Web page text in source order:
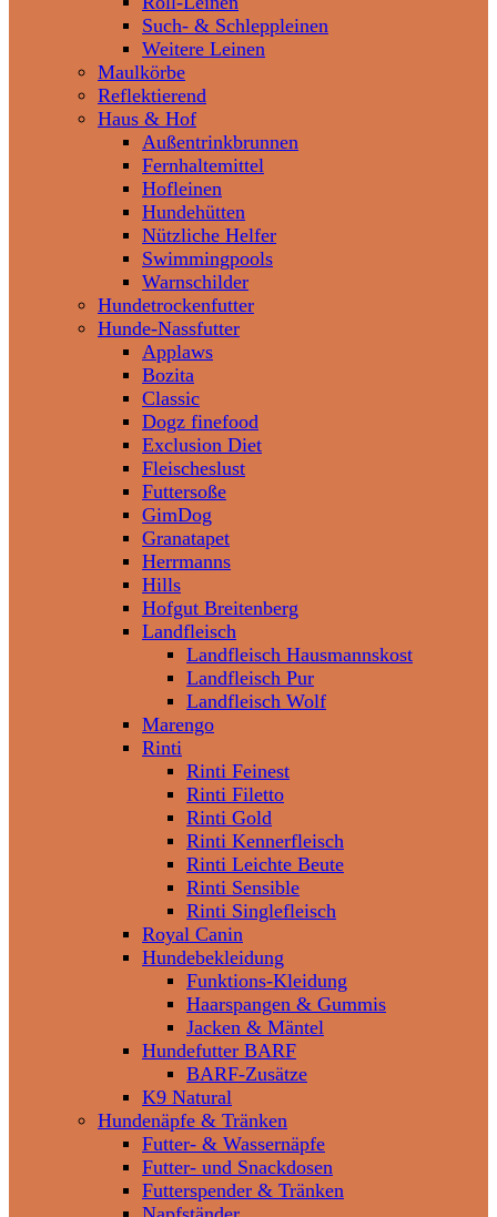
Such- & Schleppleinen
Weitere Leinen
Maulkörbe
Reflektierend
Haus & Hof
Außentrinkbrunnen
Fernhaltemittel
Hofleinen
Hundehütten
Nützliche Helfer
Swimmingpools
Warnschilder
Hundetrockenfutter
Hunde-Nassfutter
Applaws
Bozita
Classic
Dogz finefood
Exclusion Diet
Fleischeslust
Futtersoße
GimDog
Granatapet
Herrmanns
Hills
Hofgut Breitenberg
Landfleisch
Landfleisch Hausmannskost
Landfleisch Pur
Landfleisch Wolf
Marengo
Rinti
Rinti Feinest
Rinti Filetto
Rinti Gold
Rinti Kennerfleisch
Rinti Leichte Beute
Rinti Sensible
Rinti Singlefleisch
Royal Canin
Hundebekleidung
Funktions-Kleidung
Haarspangen & Gummis
Jacken & Mäntel
Hundefutter BARF
BARF-Zusätze
K9 Natural
Hundenäpfe & Tränken
Futter- & Wassernäpfe
Futter- und Snackdosen
Futterspender & Tränken